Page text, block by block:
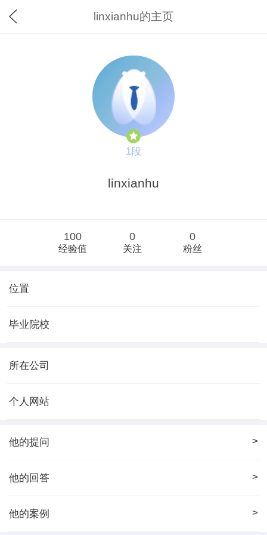
linxianhu的主页
1段
linxianhu
100
经验值
0
关注
0
粉丝
位置
毕业院校
所在公司
个人网站
他的提问 >
他的回答 >
他的案例 >